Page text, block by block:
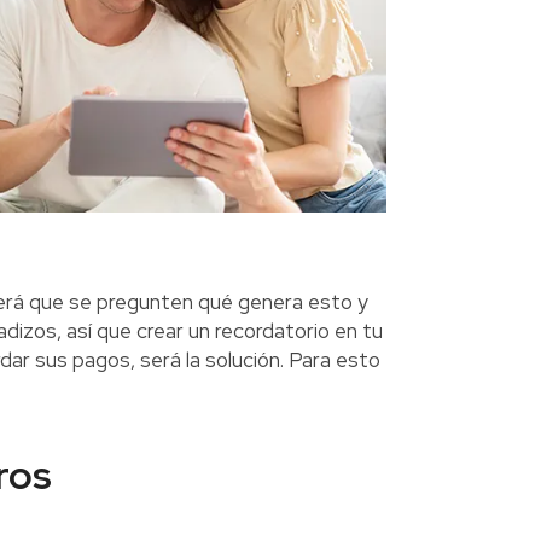
que se pregunten qué genera esto y
así que crear un recordatorio en tu
sus pagos, será la solución. Para esto